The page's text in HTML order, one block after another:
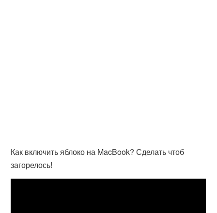
Как включить яблоко на MacBook? Сделать чтоб
загорелось!